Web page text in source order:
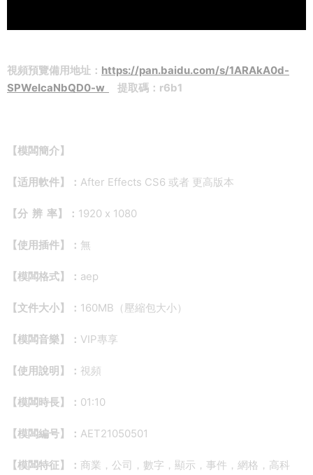
視頻預覽備用地址： https://pan.baidu.com/s/1ARAkA0d-
SPWeIcaNbQD0-w
提取碼：r6b1
【模闆簡介】
【适用軟件】： After Effects CS6 或者 更高版本
【分 辨 率】： 1920 x 1080
【使用插件】： 無
【模闆格式】： aep
【文件大小】： 160MB（壓縮包大小）
【模闆音樂】： VIP專享
【使用說明】： 視頻
【模闆時長】： 01:10
【模闆編号】： AET21050501
【模闆特征】： 商業，公司，數字，顯示，事件，網格，高科